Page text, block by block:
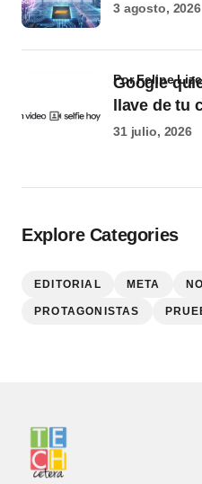
3 agosto, 2026
Google
llave de tu
por Felipe
31 julio, 2026
Explore Categories
EDITORIAL META
PROTAGONISTAS